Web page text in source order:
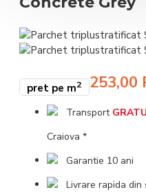
253,00
pret pe m2
Transport
Craiova *
Garantie 10 ani
Livrare rapida din